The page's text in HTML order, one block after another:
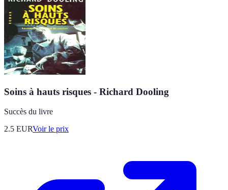
Soins à hauts risques - Richard Dooling
Succès du livre
2.5 EURVoir le prix